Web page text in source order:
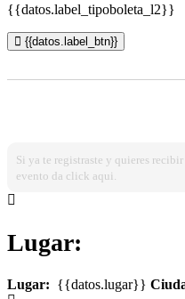
{{datos.label_tipoboleta_l2}}
{{datos.label_btn}}
Si ya te registraste y quieres
evento da click aqui.
Lugar:
Lugar: {{datos.lugar}}